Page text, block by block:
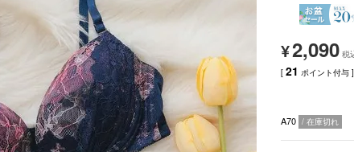
¥2,090
[ 21 ポイント付与 ]
A70 在庫切れ